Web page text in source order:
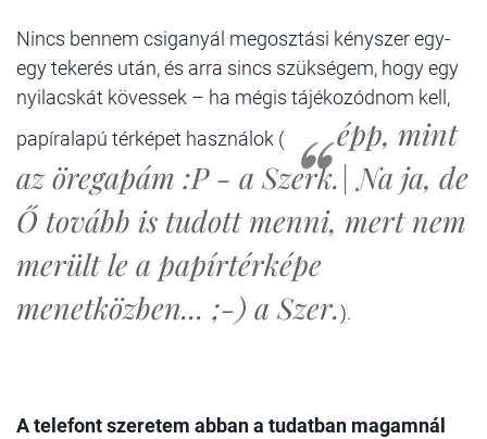
Nincs bennem csiganyál megosztási kényszer egy-
egy tekerés után, és arra sincs szükségem, hogy egy
nyilacskát kövessek – ha mégis tájékozódnom kell,
papíralapú térképet használok (
épp, mint
az öregapám :P - a Szerk.| Na ja, de
Ő tovább is tudott menni, mert nem
merült le a papírtérképe
menetközben... ;-) a Szer.).
A telefont szeretem abban a tudatban magamnál